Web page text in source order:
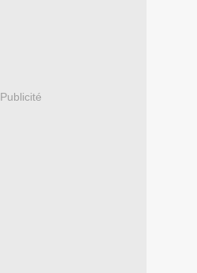
Publicité